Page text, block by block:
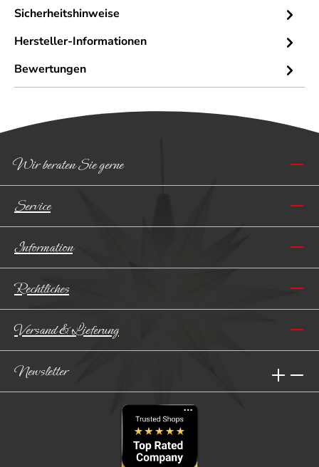
Sicherheitshinweise
Hersteller-Informationen
Bewertungen
Wir beraten Sie gerne
Service
Information
Rechtliches
Versand & Lieferung
Newsletter